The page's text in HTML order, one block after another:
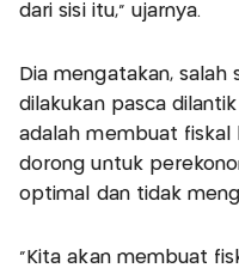
dari sisi itu," ujarnya.
Dia mengatakan,
dilakukan pasca
adalah membuat fiskal
dorong untuk
optimal dan tidak
"Kita akan membuat